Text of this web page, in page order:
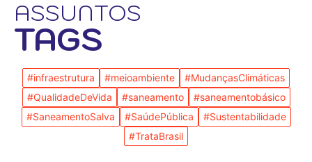
ASSUNTOS
TAGS
#infraestrutura #meioambiente
#MudançasClimáticas
#QualidadeDeVida
#saneamento
#saneamentobásico
#SaneamentoSalva
#SaúdePública
#Sustentabilidade
#TrataBrasil